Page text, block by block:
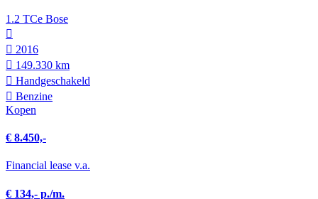
1.2 TCe Bose
2016
149.330 km
Hand­geschakeld
Benzine
Kopen
€ 8.450,-
Financial lease v.a.
€ 134,- p./m.